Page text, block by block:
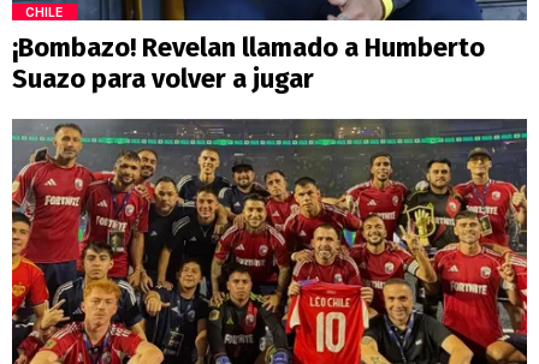
CHILE
¡Bombazo! Revelan llamado a Humberto
Suazo para volver a jugar